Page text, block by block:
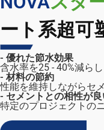
ート系超可
- 優れた節水効果
含水率を25 - 40%減ら
- 材料の節約
性能を維持しながらセ
- セメントとの相性が
特定のプロジェクトの